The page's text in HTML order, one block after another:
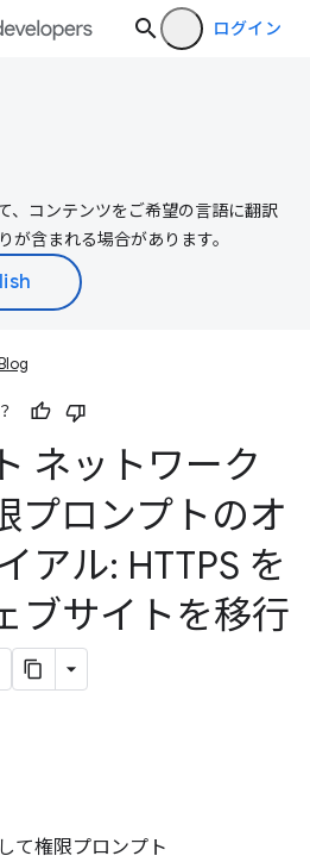
ログイン
、コンテンツをご希望の言語に翻訳
が含まれる場合があります。
ネットワーク
プロンプトのオ
アル: HTTPS を
ブサイトを移行
て権限プロンプト